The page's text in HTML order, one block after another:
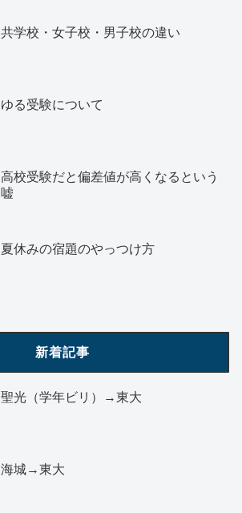
共学校・女子校・男子校の違い
ゆる受験について
高校受験だと偏差値が高くなるという
嘘
夏休みの宿題のやっつけ方
新着記事
聖光（学年ビリ）→東大
海城→東大